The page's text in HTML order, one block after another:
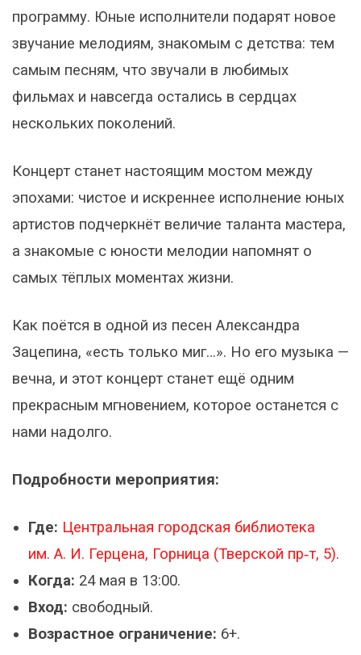
программу. Юные исполнители подарят новое
звучание мелодиям, знакомым с детства: тем
самым песням, что звучали в любимых
фильмах и навсегда остались в сердцах
нескольких поколений.
Концерт станет настоящим мостом между
эпохами: чистое и искреннее исполнение юных
артистов подчеркнёт величие таланта мастера,
а знакомые с юности мелодии напомнят о
самых тёплых моментах жизни.
Как поётся в одной из песен Александра
Зацепина, «есть только миг…». Но его музыка —
вечна, и этот концерт станет ещё одним
прекрасным мгновением, которое останется с
нами надолго.
Подробности мероприятия:
Где: Центральная городская библиотека
им. А. И. Герцена, Горница (Тверской пр‑т, 5).
Когда: 24 мая в 13:00.
Вход: свободный.
Возрастное ограничение: 6+.